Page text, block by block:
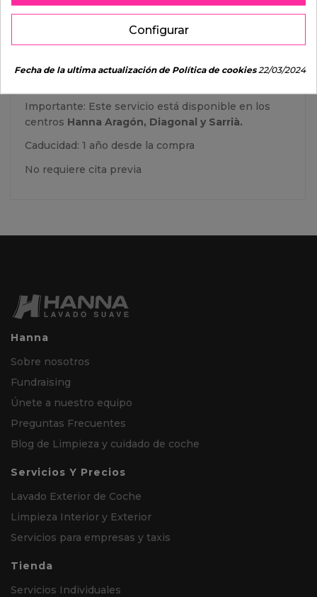
Aspiración rápida incluida
Triple Shine (tres colores, máxima protección y
brillo)
Importante: Este servicio está disponible en los
centros Hanna Aragón, Diagonal y Sarrià.
Caducidad: 1 año desde la compra
No requiere cita previa
Hanna
Sobre nosotros
Fundraising
Únete a nuestro equipo
Preguntas Frecuentes
Blog de Limpieza y cuidado de coche
Servicios Y Precios
Lavado Exterior de Coche
Limpieza Interior y Exterior
Servicios para empresas y taxis
Tienda
Servicios Individuales
Configurar
Fecha de la ultima actualización de Política de cookies22/03/2024